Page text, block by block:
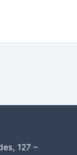
127 –